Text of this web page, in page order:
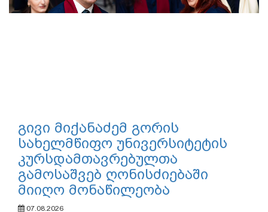
გივი მიქანაძემ გორის
სახელმწიფო უნივერსიტეტის
კურსდამთავრებულთა
გამოსაშვებ ღონისძიებაში
მიიღო მონაწილეობა
07.08.2026